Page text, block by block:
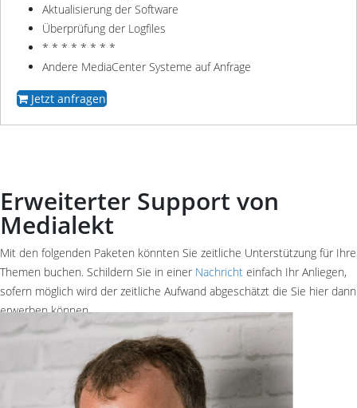
Aktualisierung der Software
Überprüfung der Logfiles
* * * * * * * *
Andere MediaCenter Systeme auf Anfrage
Jetzt anfragen
Erweiterter Support von
Medialekt
Mit den folgenden Paketen könnten Sie zeitliche Unterstützung für Ihre
Themen buchen. Schildern Sie in einer Nachricht einfach Ihr Anliegen,
sofern möglich wird der zeitliche Aufwand abgeschätzt die Sie hier dann
erwerben können.